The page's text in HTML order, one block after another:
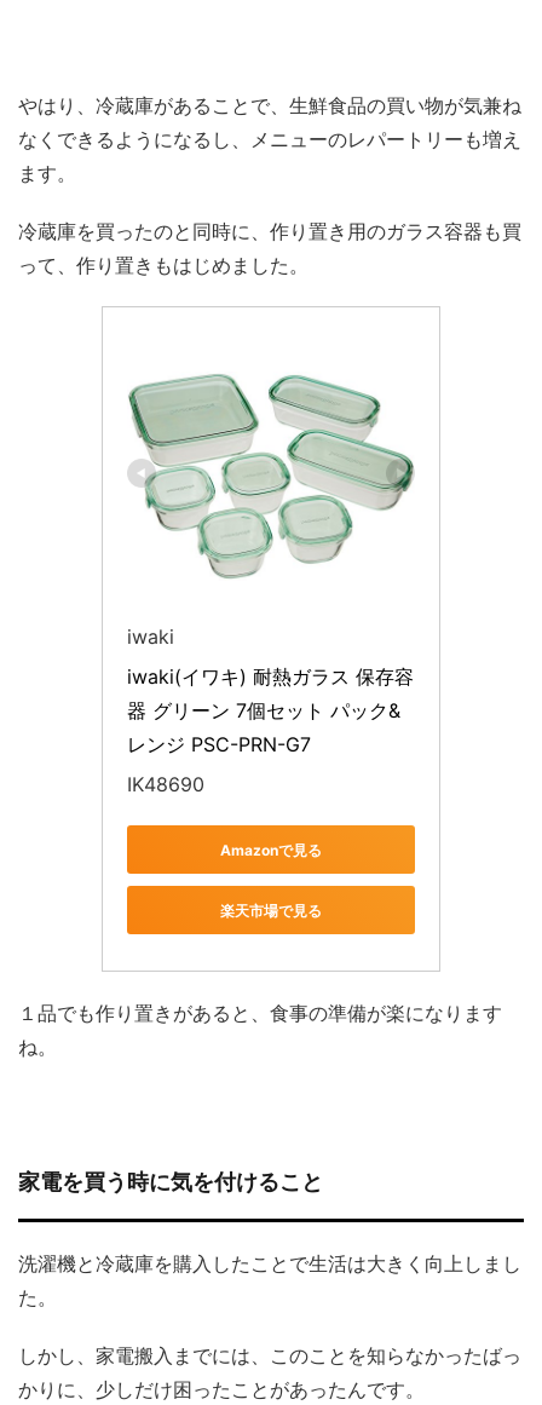
やはり、冷蔵庫があることで、生鮮食品の買い物が気兼ね
なくできるようになるし、メニューのレパートリーも増え
ます。
冷蔵庫を買ったのと同時に、作り置き用のガラス容器も買
って、作り置きもはじめました。
iwaki
iwaki(イワキ) 耐熱ガラス 保存容
器 グリーン 7個セット パック&
レンジ PSC-PRN-G7
IK48690
Amazonで見る
楽天市場で見る
１品でも作り置きがあると、食事の準備が楽になります
ね。
家電を買う時に気を付けること
洗濯機と冷蔵庫を購入したことで生活は大きく向上しまし
た。
しかし、家電搬入までには、このことを知らなかったばっ
かりに、少しだけ困ったことがあったんです。